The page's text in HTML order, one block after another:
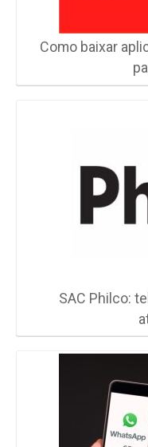
Como baixar
SAC Philco: